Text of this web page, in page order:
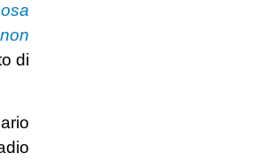
di